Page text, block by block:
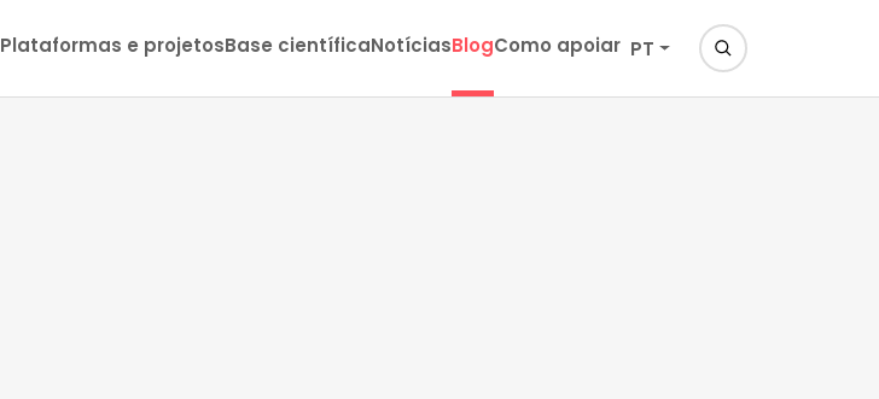
Plataformas e projetosBase científicaNotíciasBlogComo apoiar PT